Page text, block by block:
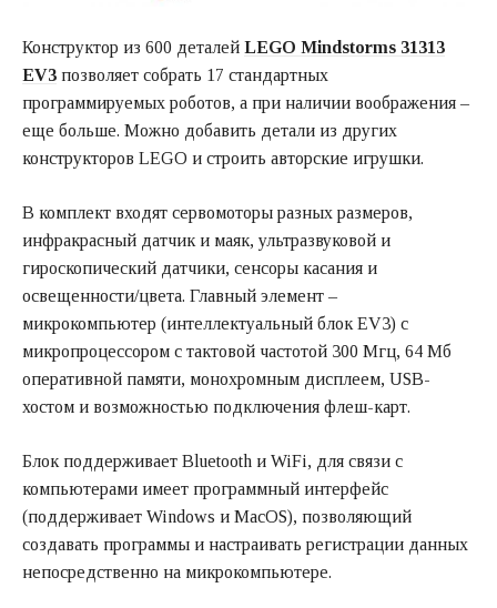
Конструктор из 600 деталей LEGO Mindstorms 31313
EV3 позволяет собрать 17 стандартных
программируемых роботов, а при наличии воображения –
еще больше. Можно добавить детали из других
конструкторов LEGO и строить авторские игрушки.
В комплект входят сервомоторы разных размеров,
инфракрасный датчик и маяк, ультразвуковой и
гироскопический датчики, сенсоры касания и
освещенности/цвета. Главный элемент –
микрокомпьютер (интеллектуальный блок EV3) с
микропроцессором с тактовой частотой 300 Мгц, 64 Мб
оперативной памяти, монохромным дисплеем, USB-
хостом и возможностью подключения флеш-карт.
Блок поддерживает Bluetooth и WiFi, для связи с
компьютерами имеет программный интерфейс
(поддерживает Windows и MacOS), позволяющий
создавать программы и настраивать регистрации данных
непосредственно на микрокомпьютере.